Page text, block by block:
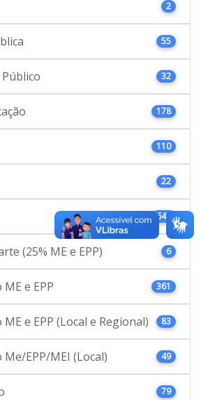
2
55
32
178
110
22
646
(25% ME e EPP) 6
e EPP 361
e EPP (Local e Regional) 83
EPP/MEI (Local) 49
79